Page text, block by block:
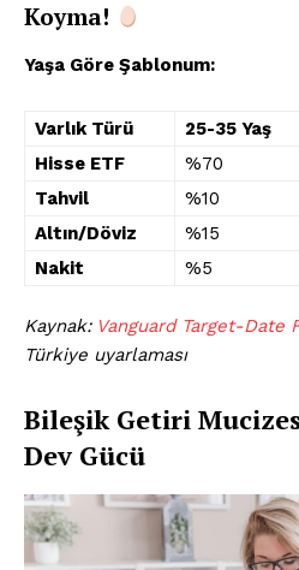
Koyma!
Yaşa Göre Şablonum:
Varlık Türü 25-35 Yaş
Hisse ETF
%70
Tahvil
%10
Altın/Döviz
%15
Nakit
%5
Kaynak: Vanguard Target-Date
Türkiye uyarlaması
Bileşik Getiri
Dev Gücü